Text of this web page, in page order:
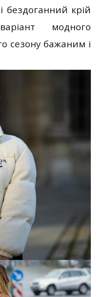
бездоганний крій
модного
сезону бажаним і